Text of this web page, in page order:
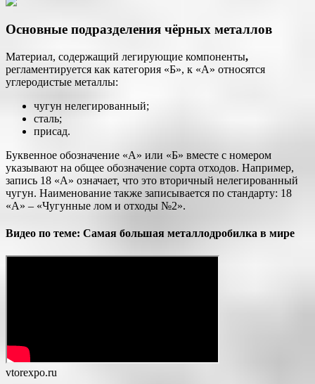
Основные подразделения чёрных металлов
Материал, содержащий легирующие компоненты,
регламентируется как категория «Б», к «А» относятся
углеродистые металлы:
чугун нелегированный;
сталь;
присад.
Буквенное обозначение «А» или «Б» вместе с номером
указывают на общее обозначение сорта отходов. Например,
запись 18 «А» означает, что это вторичный нелегированный
чугун. Наименование также записывается по стандарту: 18
«А» – «Чугунные лом и отходы №2».
Видео по теме: Самая большая металлодробилка в мире
vtorexpo.ru